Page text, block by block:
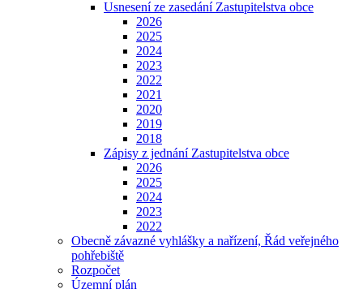
Usnesení ze zasedání Zastupitelstva obce
2026
2025
2024
2023
2022
2021
2020
2019
2018
Zápisy z jednání Zastupitelstva obce
2026
2025
2024
2023
2022
Obecně závazné vyhlášky a nařízení, Řád veřejného
pohřebiště
Rozpočet
Územní plán